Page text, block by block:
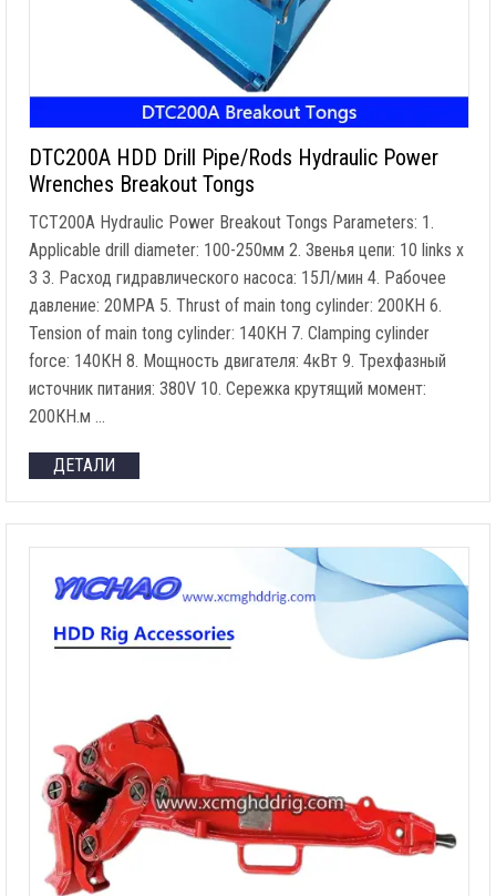
DTC200A HDD Drill Pipe/Rods Hydraulic Power
Wrenches Breakout Tongs
TCT200A Hydraulic Power Breakout Tongs Parameters: 1.
Applicable drill diameter: 100-250мм 2. Звенья цепи: 10 links x
3 3. Расход гидравлического насоса: 15Л/мин 4. Рабочее
давление: 20MPA 5. Thrust of main tong cylinder: 200КН 6.
Tension of main tong cylinder: 140КН 7. Clamping cylinder
force: 140КН 8. Мощность двигателя: 4кВт 9. Трехфазный
источник питания: 380V 10. Сережка крутящий момент:
200КН.м …
ДЕТАЛИ